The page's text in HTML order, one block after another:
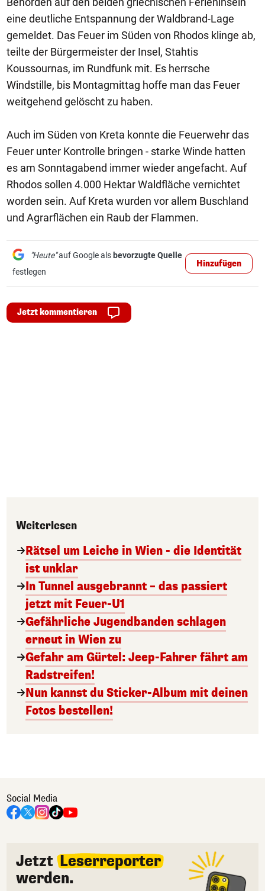
eine deutliche Entspannung der Waldbrand-Lage
gemeldet. Das Feuer im Süden von Rhodos klinge ab,
teilte der Bürgermeister der Insel, Stahtis
Koussournas, im Rundfunk mit. Es herrsche
Windstille, bis Montagmittag hoffe man das Feuer
weitgehend gelöscht zu haben.
Auch im Süden von Kreta konnte die Feuerwehr das
Feuer unter Kontrolle bringen - starke Winde hatten
es am Sonntagabend immer wieder angefacht. Auf
Rhodos sollen 4.000 Hektar Waldfläche vernichtet
worden sein. Auf Kreta wurden vor allem Buschland
und Agrarflächen ein Raub der Flammen.
"Heute"auf Google als bevorzugte Quelle
festlegen
Hinzufügen
Jetzt kommentieren
Weiterlesen
Rätsel um Leiche in Wien - die Identität
ist unklar
In Tunnel ausgebrannt – das passiert
jetzt mit Feuer-U1
Gefährliche Jugendbanden schlagen
erneut in Wien zu
Gefahr am Gürtel: Jeep-Fahrer fährt am
Radstreifen!
Nun kannst du Sticker-Album mit deinen
Fotos bestellen!
Social Media
Jetzt Leserreporter
werden.